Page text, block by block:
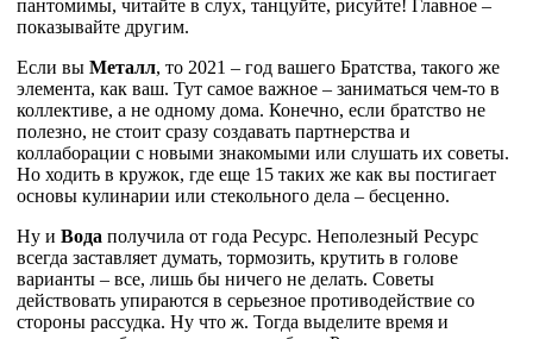
пантомимы, читайте в слух, танцуйте, рисуйте! Главное –
показывайте другим.
Если вы Металл, то 2021 – год вашего Братства, такого же
элемента, как ваш. Тут самое важное – заниматься чем-то в
коллективе, а не одному дома. Конечно, если братство не
полезно, не стоит сразу создавать партнерства и
коллаборации с новыми знакомыми или слушать их советы.
Но ходить в кружок, где еще 15 таких же как вы постигает
основы кулинарии или стекольного дела – бесценно.
Ну и Вода получила от года Ресурс. Неполезный Ресурс
всегда заставляет думать, тормозить, крутить в голове
варианты – все, лишь бы ничего не делать. Советы
действовать упираются в серьезное противодействие со
стороны рассудка. Ну что ж. Тогда выделите время и